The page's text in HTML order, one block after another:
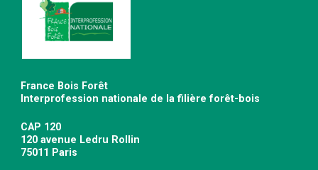
France Bois Forêt
Interprofession nationale de la filière forêt-bois
CAP 120
120 avenue Ledru Rollin
75011 Paris